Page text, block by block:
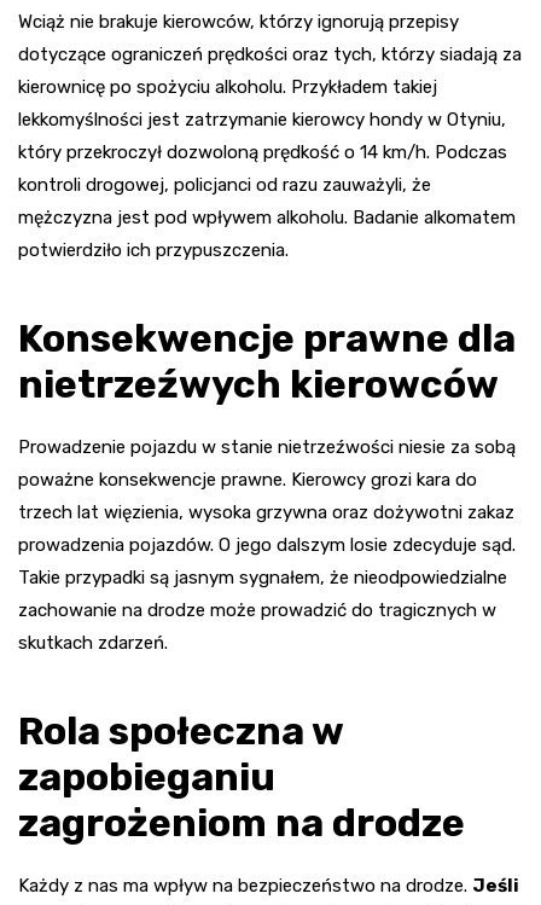
Wciąż nie brakuje kierowców, którzy ignorują przepisy
dotyczące ograniczeń prędkości oraz tych, którzy siadają za
kierownicę po spożyciu alkoholu. Przykładem takiej
lekkomyślności jest zatrzymanie kierowcy hondy w Otyniu,
który przekroczył dozwoloną prędkość o 14 km/h. Podczas
kontroli drogowej, policjanci od razu zauważyli, że
mężczyzna jest pod wpływem alkoholu. Badanie alkomatem
potwierdziło ich przypuszczenia.
Konsekwencje prawne dla
nietrzeźwych kierowców
Prowadzenie pojazdu w stanie nietrzeźwości niesie za sobą
poważne konsekwencje prawne. Kierowcy grozi kara do
trzech lat więzienia, wysoka grzywna oraz dożywotni zakaz
prowadzenia pojazdów. O jego dalszym losie zdecyduje sąd.
Takie przypadki są jasnym sygnałem, że nieodpowiedzialne
zachowanie na drodze może prowadzić do tragicznych w
skutkach zdarzeń.
Rola społeczna w
zapobieganiu
zagrożeniom na drodze
Każdy z nas ma wpływ na bezpieczeństwo na drodze. Jeśli